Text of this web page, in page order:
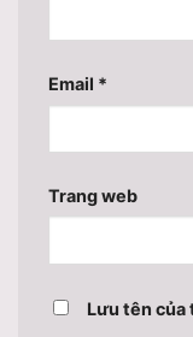
Email *
Trang web
Lưu tên của